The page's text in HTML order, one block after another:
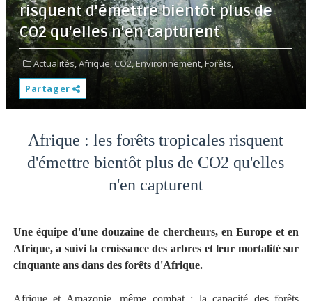
risquent d'émettre bientôt plus de
CO2 qu'elles n'en capturent
Actualités,Afrique,CO2,Environnement,Forêts,
Partager
Afrique : les forêts tropicales risquent
d'émettre bientôt plus de CO2 qu'elles
n'en capturent
Une équipe d'une douzaine de chercheurs, en Europe et en
Afrique, a suivi la croissance des arbres et leur mortalité sur
cinquante ans dans des forêts d'Afrique.
Afrique et Amazonie, même combat : la capacité des forêts